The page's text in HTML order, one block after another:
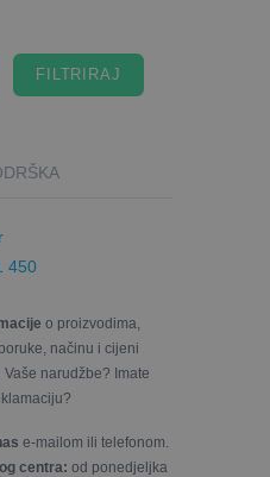
450
o proizvodima,
načinu i cijeni
narudžbe? Imate
e-mailom ili telefonom.
centra: od ponedjeljka